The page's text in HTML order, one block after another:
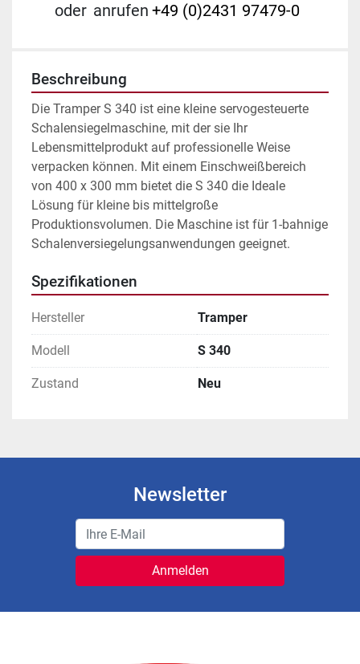
oder anrufen +49 (0)2431 97479-0
Beschreibung
Die Tramper S 340 ist eine kleine servogesteuerte
Schalensiegelmaschine, mit der sie Ihr
Lebensmittelprodukt auf professionelle Weise
verpacken können. Mit einem Einschweißbereich
von 400 x 300 mm bietet die S 340 die Ideale
Lösung für kleine bis mittelgroße
Produktionsvolumen. Die Maschine ist für 1-bahnige
Schalenversiegelungsanwendungen geeignet.
Spezifikationen
Hersteller Tramper
Modell S 340
Zustand Neu
Newsletter
Anmelden